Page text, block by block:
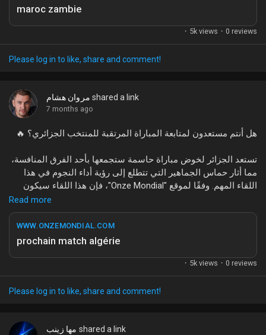
حين يسعى المنتخب الزامبي لتقديم أداء قوي يثبت قدراته أمام خصم
التي تحملها الجماهير في جعبتها؟
ما رأيكم في هذا الموضوع؟ هل كنتم تتابعون هذه الأخبار؟
maroc zambie
· 5k views · 0 reviews
Please log in to like, share and comment!
مروان هشام shared a link
7 months ago
هل أنتم مستعدون لمتابعة المباراة المرتقبة للمنتخب الجزائري؟ 🔥
تستعد الجزائر لخوض مباراة حاسمة ستجمعها بأحد الفرق المنافسة،
مما أثار حماس الجماهير التي تتطلع إلى رؤية أداء النجوم في هذا
اللقاء المهم. وفقًا لموقع "Onze Mondial"، فإن هذا اللقاء سيكون
فرصة سانحة للمنتخب لتأكيد قوته على الساحة الدولية واستعادة
هيبته بعد النتائج السابقة.
تعتبر هذه المباراة نقطة تحول محتملة في مسار الفريق، خاصةً مع
تفاعل الجماهير واهتمام وسائل الإعلام بهذا الحدث يعكسان أهمية
المباراة في مستقبل المنتخب.
Read more
WWW.ONZEMONDIAL.COM
prochain match algérie
· 5k views · 0 reviews
Please log in to like, share and comment!
مها زينب shared a link